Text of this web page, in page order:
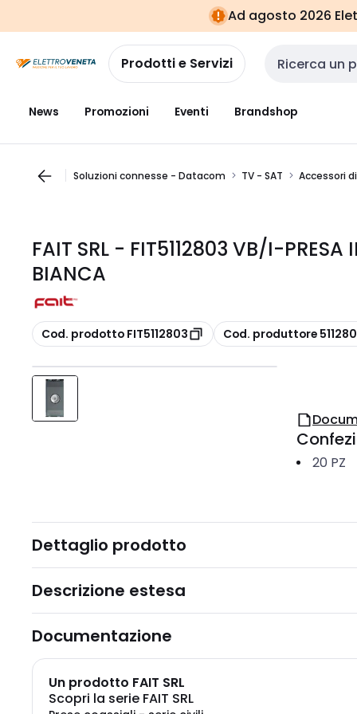
navigazionealla
pagina
Ad agosto 2026
Prodotti e Servizi Cerca input
News Promozioni Eventi Brandshop
Soluzioni connesse - Datacom TV - SAT Accessori
FAIT SRL - FIT5112803 VB/I-PRESA
BIANCA
copia
Cod. prodotto FIT5112803 copia
Cod. produttore
20 PZ
Dettaglio prodotto
Descrizione estesa
Documentazione
Un prodotto FAIT SRL
Scopri la serie FAIT SRL